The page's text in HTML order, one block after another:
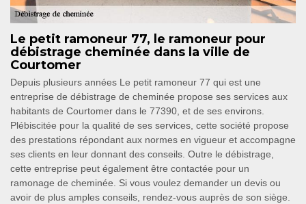
Le petit ramoneur 77, le ramoneur pour
débistrage cheminée dans la ville de
Courtomer
Depuis plusieurs années Le petit ramoneur 77 qui est une
entreprise de débistrage de cheminée propose ses services aux
habitants de Courtomer dans le 77390, et de ses environs.
Plébiscitée pour la qualité de ses services, cette société propose
des prestations répondant aux normes en vigueur et accompagne
ses clients en leur donnant des conseils. Outre le débistrage,
cette entreprise peut également être contactée pour un
ramonage de cheminée. Si vous voulez demander un devis ou
avoir de plus amples conseils, rendez-vous auprès de son siège.